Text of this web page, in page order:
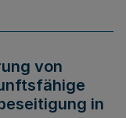
von
in